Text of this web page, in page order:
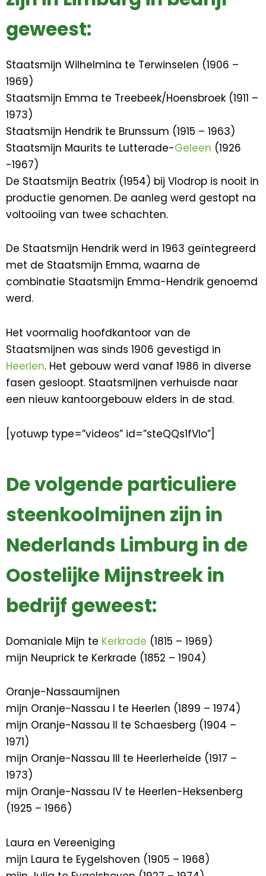
geweest:
Staatsmijn Wilhelmina te Terwinselen (1906 –
1969)
Staatsmijn Emma te Treebeek/Hoensbroek (1911 –
1973)
Staatsmijn Hendrik te Brunssum (1915 – 1963)
Staatsmijn Maurits te Lutterade-Geleen (1926
-1967)
De Staatsmijn Beatrix (1954) bij Vlodrop is nooit in
productie genomen. De aanleg werd gestopt na
voltooiing van twee schachten.
De Staatsmijn Hendrik werd in 1963 geïntegreerd
met de Staatsmijn Emma, waarna de
combinatie Staatsmijn Emma-Hendrik genoemd
werd.
Het voormalig hoofdkantoor van de
Staatsmijnen was sinds 1906 gevestigd in
Heerlen. Het gebouw werd vanaf 1986 in diverse
fasen gesloopt. Staatsmijnen verhuisde naar
een nieuw kantoorgebouw elders in de stad.
[yotuwp type=”videos” id=”steQQs1fVIo”]
De volgende particuliere
steenkoolmijnen zijn in
Nederlands Limburg in de
Oostelijke Mijnstreek in
bedrijf geweest:
Domaniale Mijn te Kerkrade (1815 – 1969)
mijn Neuprick te Kerkrade (1852 – 1904)
Oranje-Nassaumijnen
mijn Oranje-Nassau I te Heerlen (1899 – 1974)
mijn Oranje-Nassau II te Schaesberg (1904 –
1971)
mijn Oranje-Nassau III te Heerlerheide (1917 –
1973)
mijn Oranje-Nassau IV te Heerlen-Heksenberg
(1925 – 1966)
Laura en Vereeniging
mijn Laura te Eygelshoven (1905 – 1968)